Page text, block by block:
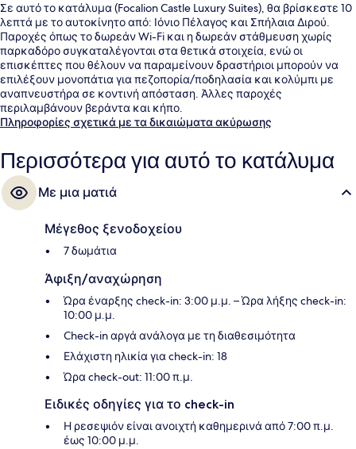
Σε αυτό το κατάλυμα (Focalion Castle Luxury Suites), θα βρίσκεστε 10
λεπτά με το αυτοκίνητο από: Ιόνιο Πέλαγος και Σπήλαια Διρού.
Παροχές όπως το δωρεάν Wi-Fi και η δωρεάν στάθμευση χωρίς
παρκαδόρο συγκαταλέγονται στα θετικά στοιχεία, ενώ οι
επισκέπτες που θέλουν να παραμείνουν δραστήριοι μπορούν να
επιλέξουν μονοπάτια για πεζοπορία/ποδηλασία και κολύμπι με
αναπνευστήρα σε κοντινή απόσταση. Άλλες παροχές
περιλαμβάνουν βεράντα και κήπο.
Πληροφορίες σχετικά με τα δικαιώματα ακύρωσης
Περισσότερα για αυτό το κατάλυμα
Με μια ματιά
Μέγεθος ξενοδοχείου
7 δωμάτια
Άφιξη/αναχώρηση
Ώρα έναρξης check-in: 3:00 μ.μ. – Ώρα λήξης check-in:
10:00 μ.μ.
Check-in αργά ανάλογα με τη διαθεσιμότητα
Ελάχιστη ηλικία για check-in: 18
Ώρα check-out: 11:00 π.μ.
Ειδικές οδηγίες για το check-in
Η ρεσεψιόν είναι ανοιχτή καθημερινά από 7:00 π.μ.
έως 10:00 μ.μ.